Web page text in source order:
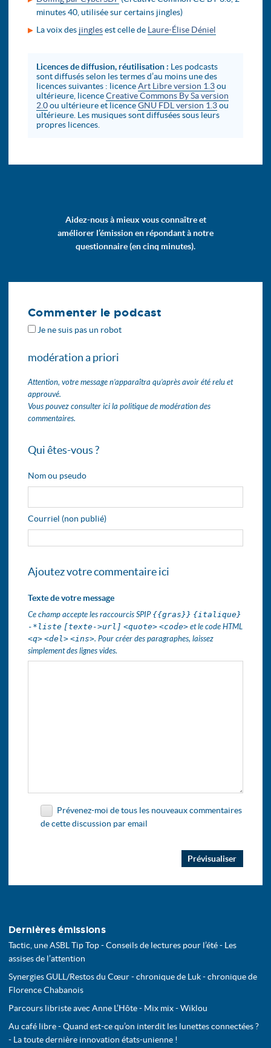
minutes 40, utilisée sur certains jingles)
La voix des jinglesest celle de Laure-Élise Déniel
Licences de diffusion, réutilisation : Les podcasts
sont diffusés selon les termes d’au moins une des
licences suivantes : licenceArt Libre version 1.3ou
ultérieure, licenceCreative Commons By Sa version
2.0ou ultérieure et licenceGNU FDL version 1.3ou
ultérieure. Les musiques sont diffusées sous leurs
propres licences.
Aidez-nous à mieux vous connaître et
améliorer l’émission en répondant à notre
questionnaire (en cinq minutes).
Commenter le podcast
Je ne suis pas un robot
modération a priori
Attention, votre message n’apparaîtra qu’après avoir été relu et
approuvé.
Vous pouvez consulter ici la politique de modération des
commentaires.
Qui êtes-vous ?
Nom ou pseudo
Courriel (non publié)
Ajoutez votre commentaire ici
Texte de votre message
Ce champ accepte les raccourcis SPIP {{gras}} {italique}
-*liste [texte->url] <quote> <code> et le code HTML
<q> <del> <ins>. Pour créer des paragraphes, laissez
simplement des lignes vides.
Prévenez-moi de tous les nouveaux commentaires
de cette discussion par email
Dernières émissions
Tactic, une ASBL Tip Top - Conseils de lectures pour l’été - Les
assises de l’attention
Synergies GULL/Restos du Cœur - chronique de Luk - chronique de
Florence Chabanois
Parcours libriste avec Anne L’Hôte - Mix mix - Wiklou
Au café libre - Quand est-ce qu’on interdit les lunettes connectées ?
- La toute dernière innovation états-unienne !